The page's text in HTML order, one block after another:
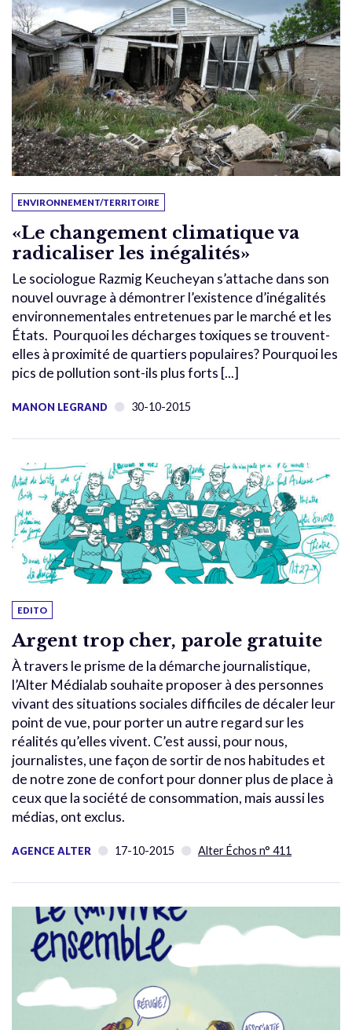
ENVIRONNEMENT/TERRITOIRE
«Le changement climatique va
radicaliser les inégalités»
Le sociologue Razmig Keucheyan s’attache dans son
nouvel ouvrage à démontrer l’existence d’inégalités
environnementales entretenues par le marché et les
États. Pourquoi les décharges toxiques se trouvent-
elles à proximité de quartiers populaires? Pourquoi les
pics de pollution sont-ils plus forts [...]
MANON LEGRAND 30-10-2015
EDITO
Argent trop cher, parole gratuite
À travers le prisme de la démarche journalistique,
l’Alter Médialab souhaite proposer à des personnes
vivant des situations sociales difficiles de décaler leur
point de vue, pour porter un autre regard sur les
réalités qu’elles vivent. C’est aussi, pour nous,
journalistes, une façon de sortir de nos habitudes et
de notre zone de confort pour donner plus de place à
ceux que la société de consommation, mais aussi les
médias, ont exclus.
AGENCE ALTER 17-10-2015 Alter Échos n° 411